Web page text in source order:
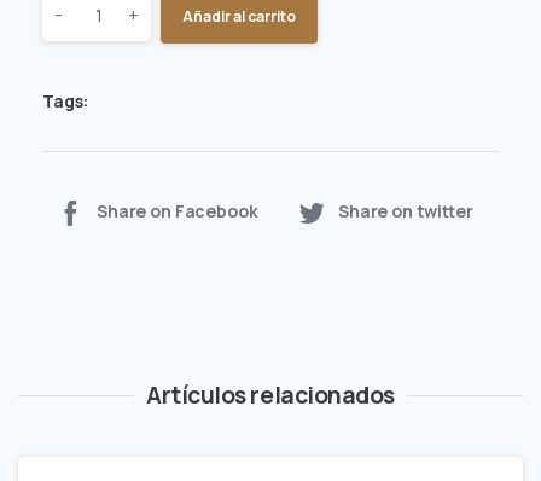
Quantity
- + Añadir al carrito
Tags:
Share on Facebook Share on twitter
Artículos relacionados